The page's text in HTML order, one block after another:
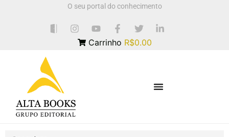
O seu portal do conhecimento
Carrinho R$0.00